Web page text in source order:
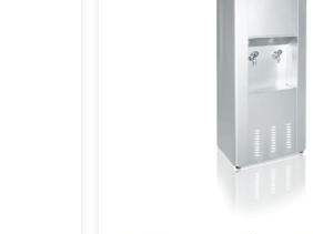
ilk tercihi olmaktadır. Enerji
ve sorunsuz bir şekilde